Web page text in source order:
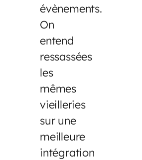
évènements.
On
entend
ressassées
les
mêmes
vieilleries
sur une
meilleure
intégration